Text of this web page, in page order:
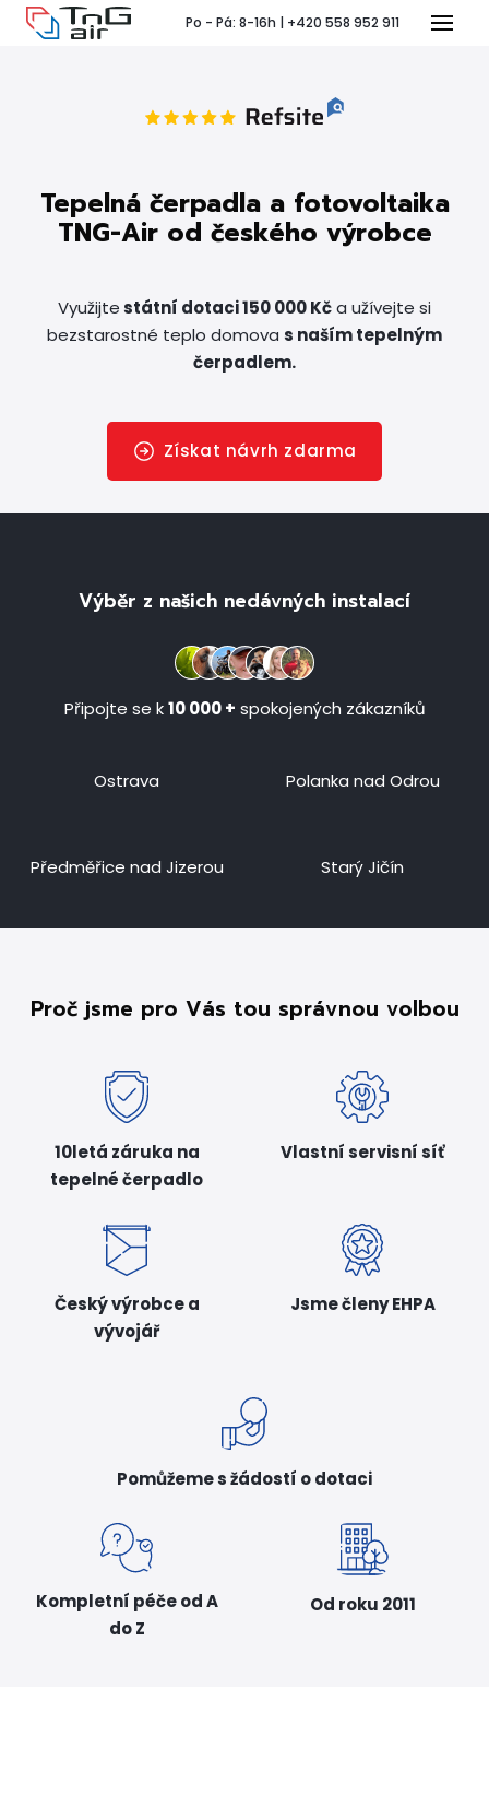
Menu
Po - Pá: 8-16h | +420 558 952 911
Tepelná čerpadla a fotovoltaika
TNG-Air od českého výrobce
Využijtestátní dotaci 150 000 Kča užívejte si
bezstarostné teplo domova s naším tepelným
čerpadlem.
Získat návrh zdarma
Výběr z našich nedávných instalací
Připojte se k10 000 + spokojených zákazníků
Ostrava Polanka nad Odrou
Předměřice nad Jizerou Starý Jičín
Proč jsme pro Vás tou správnou volbou
10letá záruka na
tepelné čerpadlo
Vlastní servisní síť
Český výrobce a
vývojář
Jsme členy EHPA
Pomůžeme s žádostí o dotaci
Kompletní péče od A
do Z
Od roku 2011